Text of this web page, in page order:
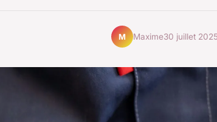
M Maxime30 juillet 2025